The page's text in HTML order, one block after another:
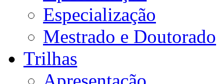
Especialização
Mestrado e Doutorado
Trilhas